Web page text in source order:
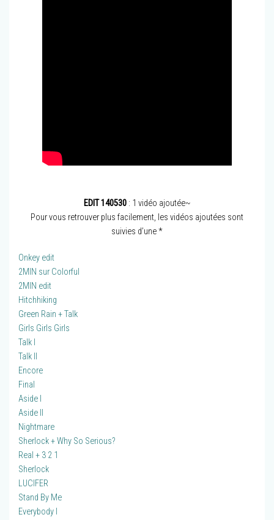
EDIT 140530: 1 vidéo ajoutée~
Pour vous retrouver plus facilement, les vidéos ajoutées sont
suivies d’une *
Onkey edit
2MIN sur Colorful
2MIN edit
Hitchhiking
Green Rain + Talk
Girls Girls Girls
Talk I
Talk II
Encore
Final
Aside I
Aside II
Nightmare
Sherlock + Why So Serious?
Real + 3 2 1
Sherlock
LUCIFER
Stand By Me
Everybody I